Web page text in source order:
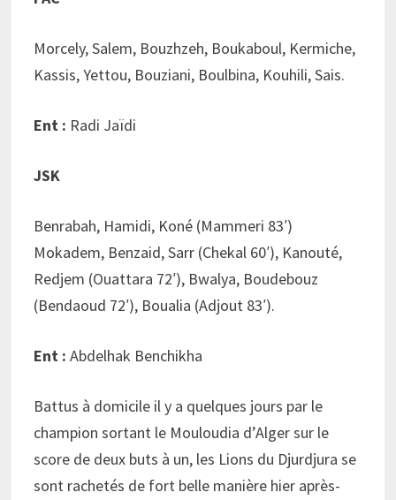
Morcely, Salem, Bouzhzeh, Boukaboul, Kermiche,
Kassis, Yettou, Bouziani, Boulbina, Kouhili, Sais.
Ent : Radi Jaïdi
JSK
Benrabah, Hamidi, Koné (Mammeri 83′)
Mokadem, Benzaid, Sarr (Chekal 60′), Kanouté,
Redjem (Ouattara 72′), Bwalya, Boudebouz
(Bendaoud 72′), Boualia (Adjout 83′).
Ent : Abdelhak Benchikha
Battus à domicile il y a quelques jours par le
champion sortant le Mouloudia d’Alger sur le
score de deux buts à un, les Lions du Djurdjura se
sont rachetés de fort belle manière hier après-